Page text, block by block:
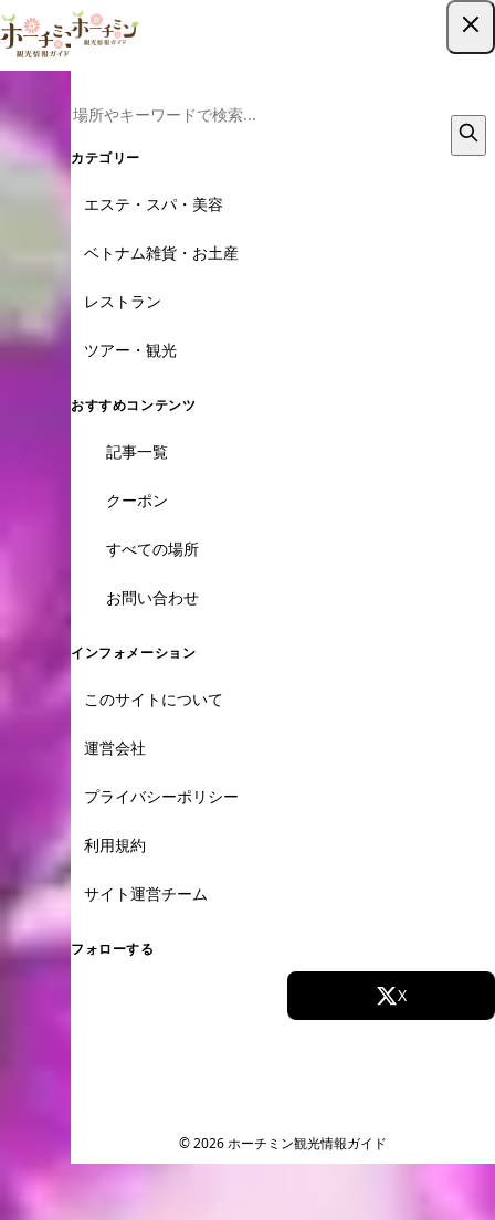
カテゴリー
エステ・スパ・美容
ベトナム雑貨・お土産
レストラン
ツアー・観光
おすすめコンテンツ
記事一覧
クーポン
すべての場所
お問い合わせ
インフォメーション
このサイトについて
運営会社
プライバシーポリシー
利用規約
サイト運営チーム
フォローする
X
© 2026 ホーチミン観光情報ガイド